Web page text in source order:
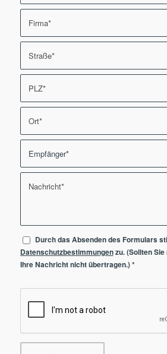
Durch das Absenden des Formulars
Datenschutzbestimmungenzu. (Sollten
Ihre Nachricht nicht übertragen.)*